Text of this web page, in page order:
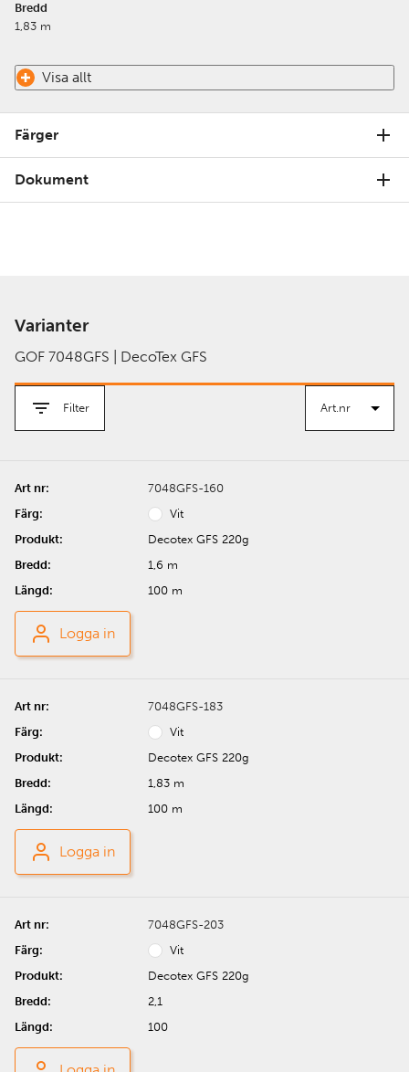
Bredd
1,83 m
Visa allt
Färger
Dokument
Varianter
GOF 7048GFS | DecoTex GFS
Filter
7048GFS-160
Vit
Decotex GFS 220g
1,6 m
100 m
Logga in
7048GFS-183
Vit
Decotex GFS 220g
1,83 m
100 m
Logga in
7048GFS-203
Vit
Decotex GFS 220g
2,1
100